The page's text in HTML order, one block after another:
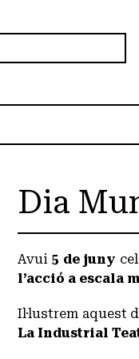
Dia
Avui5 de juny
l’acció a escala
Il·lustrem aquest
La Industrial